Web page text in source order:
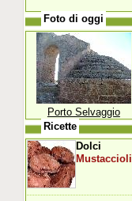
Foto di oggi
Porto Selvaggio
Ricette
Dolci
Mustaccioli